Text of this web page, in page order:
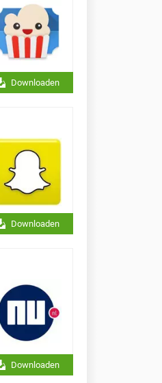
Downloaden
Downloaden
Downloaden